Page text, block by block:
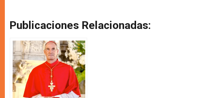
Publicaciones Relacionadas: